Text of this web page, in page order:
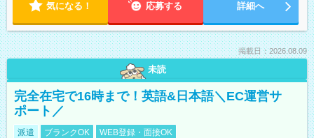
気になる！ 応募する 詳細へ
掲載日：2026.08.09
未読
完全在宅で16時まで！英語&日本語＼EC運営サ
ポート／
派遣 ブランクOK WEB登録・面接OK